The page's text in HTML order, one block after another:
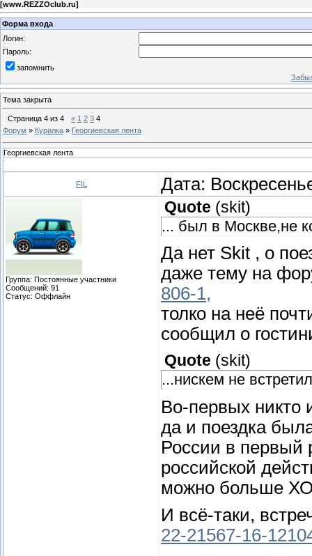
[www.REZZOclub.ru]
Форма входа
Логин:
Пароль:
запомнить
Тема закрыта
Страница 4 из 4 « 1 2 3 4
Форум » Курилка » Георгиевская лента
Георгиевская лента
FIL Дата:
Группа: Постоянные участники
Сообщений: 91
Статус: Оффлайн
Quote (skit)
... был в Москве,не
Да нет Skit , о
даже тему на
806-1,
толко на неё
сообщил о
Quote (skit)
...нискем не
Во-первых никто
да и поездка
России в первый
российской
можно больше
И всё-таки,
22-21567-16-